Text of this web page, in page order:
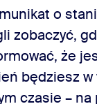
o
zobaczyć,
że
będziesz
czasie – na